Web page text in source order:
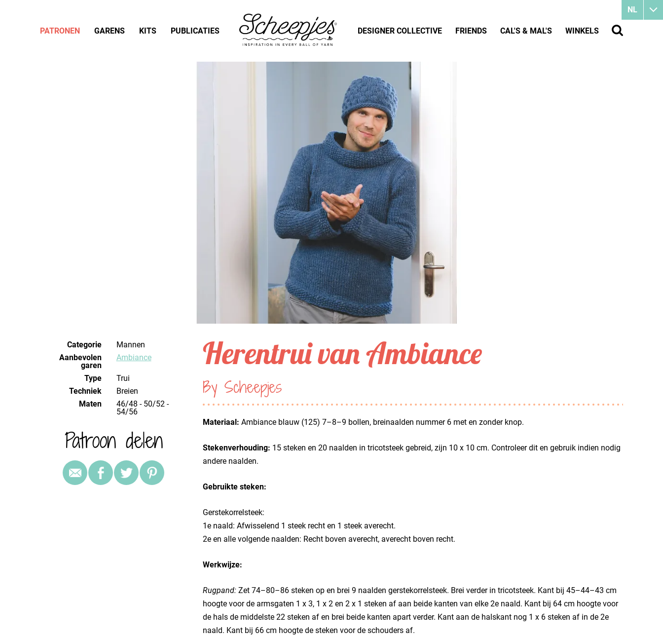
Categorie
Mannen
Aanbevolen
garen
Ambiance
Type
Trui
Techniek
breien
Maten
46/48 - 50/52 -
54/56
Patroon delen
Herentrui van Ambiance
By Scheepjes
Materiaal: Ambiance blauw (125) 7–8–9 bollen, breinaalden nummer 6 met en zonder knop.
Stekenverhouding: 15 steken en 20 naalden in tricotsteek gebreid, zijn 10 x 10 cm. Controleer dit en gebruik indien nodig
andere naalden.
Gebruikte steken:
Gerstekorrelsteek:
1e naald: Afwisselend 1 steek recht en 1 steek averecht.
2e en alle volgende naalden: Recht boven averecht, averecht boven recht.
Werkwijze:
Rugpand:Zet 74–80–86 steken op en brei 9 naalden gerstekorrelsteek. Brei verder in tricotsteek. Kant bij 45–44–43 cm
hoogte voor de armsgaten 1 x 3, 1 x 2 en 2 x 1 steken af aan beide kanten van elke 2e naald. Kant bij 64 cm hoogte voor
de hals de middelste 22 steken af en brei beide kanten apart verder. Kant aan de halskant nog 1 x 6 steken af in de 2e
naald. Kant bij 66 cm hoogte de steken voor de schouders af.
NL
PATRONEN GARENS KITS PUBLICATIES DESIGNER COLLECTIVE FRIENDS CAL'S & MAL'S WINKELS